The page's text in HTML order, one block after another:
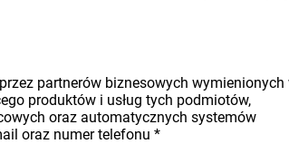
partnerów biznesowych wymienionych
produktów i usług tych podmiotów,
oraz automatycznych systemów
oraz numer telefonu *